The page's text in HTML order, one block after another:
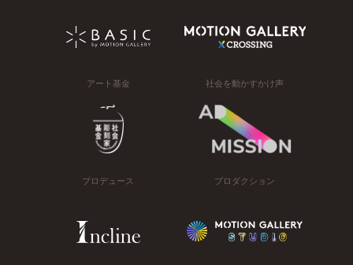
アート基金 社会を動かすかけ声
プロデュース プロダクション